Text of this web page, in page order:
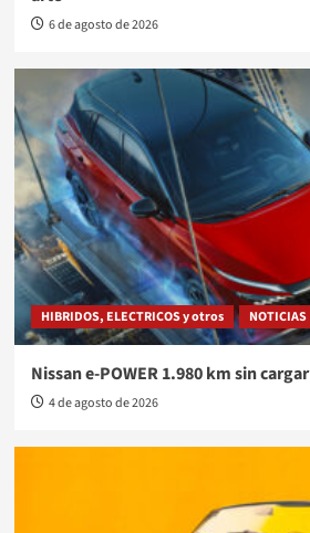
6 de agosto de 2026
HIBRIDOS, ELECTRICOS y otros NOTICIAS
Nissan e-POWER 1.980 km sin cargar
4 de agosto de 2026